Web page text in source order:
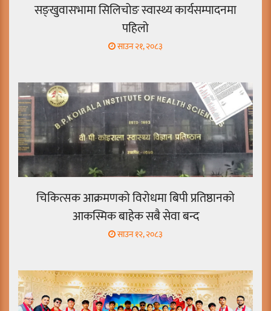
सङ्खुवासभामा सिलिचोङ स्वास्थ्य कार्यसम्पादनमा
पहिलो
साउन २१, २०८३
चिकित्सक आक्रमणको विरोधमा बिपी प्रतिष्ठानको
आकस्मिक बाहेक सबै सेवा बन्द
साउन १२, २०८३